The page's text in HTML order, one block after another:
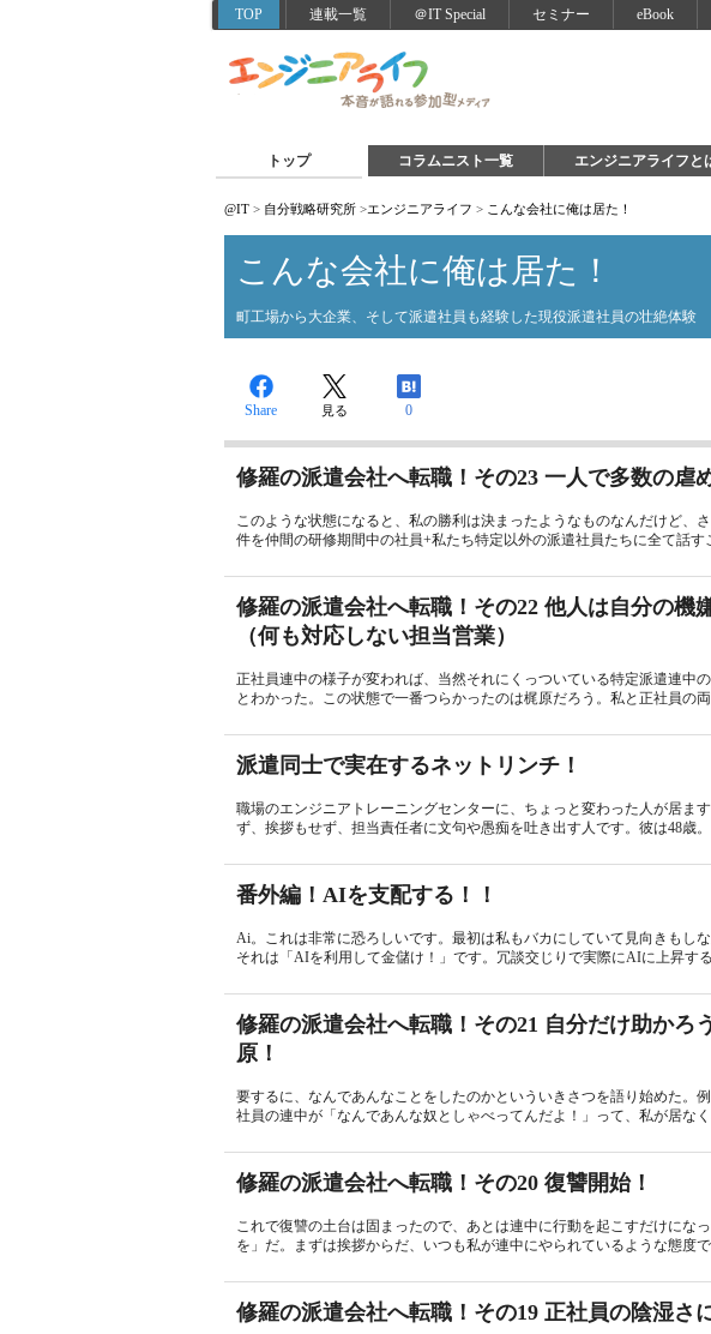
TOP 連載一覧 ＠IT Special セミナー eBook
トップ コラムニスト一覧 エンジニアライフと
@IT > 自分戦略研究所 >エンジニアライフ > こんな会社に俺は居た！
こんな会社に俺は居た！
町工場から大企業、そして派遣社員も経験した現役派遣社員の壮絶体験
Share 見る 0
修羅の派遣会社へ転職！その23 一人で多数の虐
このような状態になると、私の勝利は決まったようなものなんだけど、
件を仲間の研修期間中の社員+私たち特定以外の派遣社員たちに全て話
修羅の派遣会社へ転職！その22 他人は自分の機
（何も対応しない担当営業）
正社員連中の様子が変われば、当然それにくっついている特定派遣連中
とわかった。この状態で一番つらかったのは梶原だろう。私と正社員の
派遣同士で実在するネットリンチ！
職場のエンジニアトレーニングセンターに、ちょっと変わった人が居ま
ず、挨拶もせず、担当責任者に文句や愚痴を吐き出す人です。彼は48歳
番外編！AIを支配する！！
Ai。これは非常に恐ろしいです。最初は私もバカにしていて見向きもし
それは「AIを利用して金儲け！」です。冗談交じりで実際にAIに上昇す
修羅の派遣会社へ転職！その21 自分だけ助かろ
原！
要するに、なんであんなことをしたのかといういきさつを語り始めた。
社員の連中が「なんであんな奴としゃべってんだよ！」って、私が居な
修羅の派遣会社へ転職！その20 復讐開始！
これで復讐の土台は固まったので、あとは連中に行動を起こすだけにな
を」だ。まずは挨拶からだ、いつも私が連中にやられているような態度
修羅の派遣会社へ転職！その19 正社員の陰湿さ